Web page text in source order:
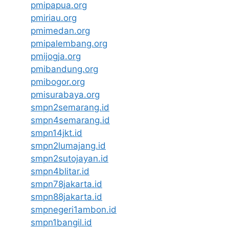
pmipapua.org
pmiriau.org
pmimedan.org
pmipalembang.org
pmijogja.org
pmibandung.org
pmibogor.org
pmisurabaya.org
smpn2semarang.id
smpn4semarang.id
smpn14jkt.id
smpn2lumajang.id
smpn2sutojayan.id
smpn4blitar.id
smpn78jakarta.id
smpn88jakarta.id
smpnegeri1ambon.id
smpn1bangil.id